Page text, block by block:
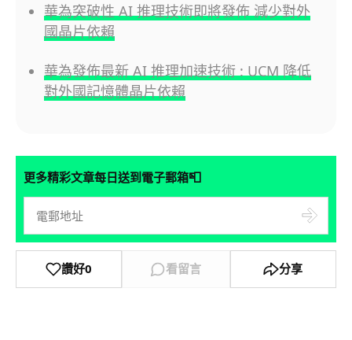
華為突破性 AI 推理技術即將發佈 減少對外
國晶片依賴
華為發佈最新 AI 推理加速技術 : UCM 降低
對外國記憶體晶片依賴
更多精彩文章每日送到電子郵箱📮
讚好0 看留言 分享